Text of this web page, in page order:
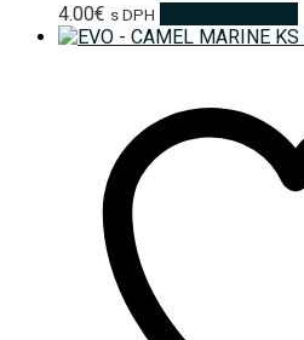
4.00€ s DPH